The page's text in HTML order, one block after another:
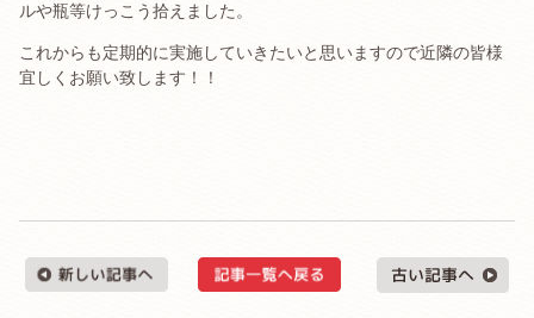
ルや瓶等けっこう拾えました。
これからも定期的に実施していきたいと思いますので近隣の皆様
宜しくお願い致します！！